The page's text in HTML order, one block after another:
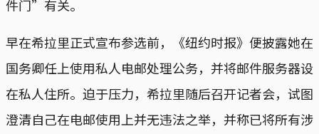
件门”有关。
早在希拉里正式宣布参选前，《纽约时报》便披露她在
国务卿任上使用私人电邮处理公务，并将邮件服务器设
在私人住所。迫于压力，希拉里随后召开记者会，试图
澄清自己在电邮使用上并无违法之举，并称已将所有涉